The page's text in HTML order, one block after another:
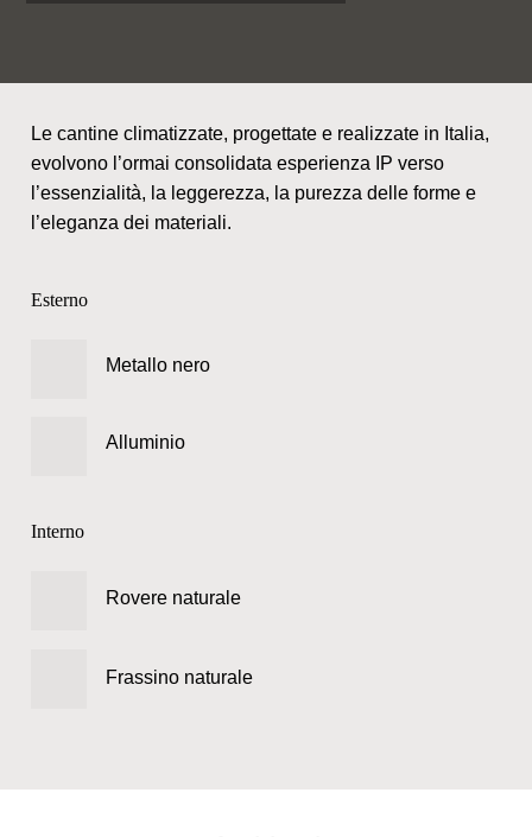
Le cantine climatizzate, progettate e realizzate in Italia,
evolvono l’ormai consolidata esperienza IP verso
l’essenzialità, la leggerezza, la purezza delle forme e
l’eleganza dei materiali.
Esterno
Metallo nero
Alluminio
Interno
Rovere naturale
Frassino naturale